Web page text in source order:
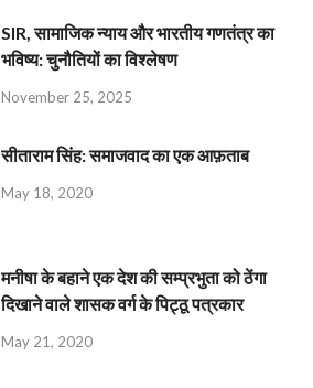
SIR, सामाजिक न्याय और भारतीय गणतंत्र का
भविष्य: चुनौतियों का विश्लेषण
November 25, 2025
सीताराम सिंह: समाजवाद का एक आफ़ताब
May 18, 2020
मनीषा के बहाने एक देश की सम्प्रभुता को ठेंगा
दिखाने वाले शासक वर्ग के पिट्ठू पत्रकार
May 21, 2020